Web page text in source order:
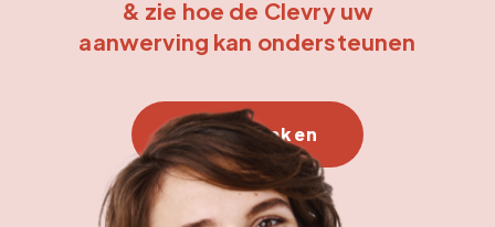
& zie hoe de Clevry uw
aanwerving kan ondersteunen
Demo Boeken